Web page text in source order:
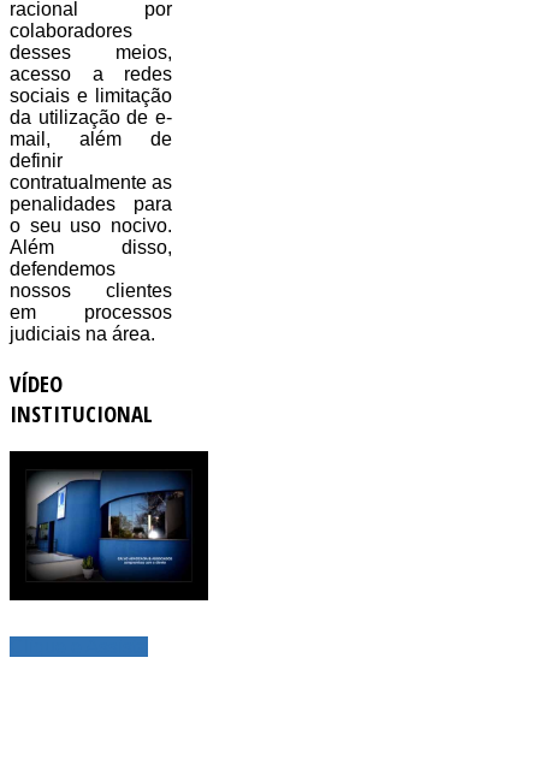
racional por
colaboradores
desses meios,
acesso a redes
sociais e limitação
da utilização de e-
mail, além de
definir
contratualmente as
penalidades para
o seu uso nocivo.
Além disso,
defendemos
nossos clientes
em processos
judiciais na área.
VÍDEO
INSTITUCIONAL